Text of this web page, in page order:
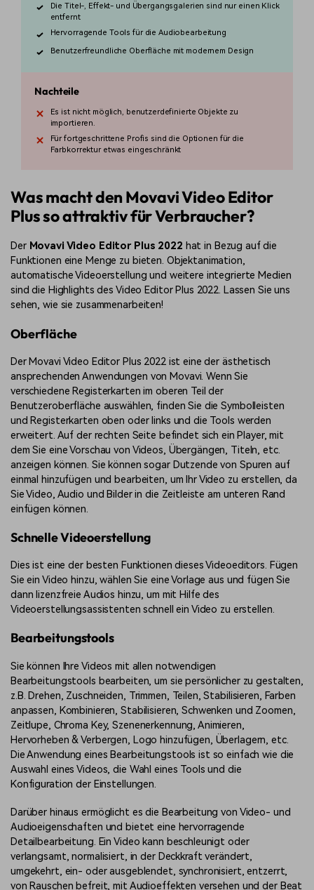
Die Titel-, Effekt- und Übergangsgalerien sind nur einen Klick
entfernt
Hervorragende Tools für die Audiobearbeitung
Benutzerfreundliche Oberfläche mit modernem Design
Nachteile
Es ist nicht möglich, benutzerdefinierte Objekte zu
importieren.
Für fortgeschrittene Profis sind die Optionen für die
Farbkorrektur etwas eingeschränkt
Was macht den Movavi Video Editor
Plus so attraktiv für Verbraucher?
Der Movavi Video Editor Plus 2022 hat in Bezug auf die
Funktionen eine Menge zu bieten. Objektanimation,
automatische Videoerstellung und weitere integrierte Medien
sind die Highlights des Video Editor Plus 2022. Lassen Sie uns
sehen, wie sie zusammenarbeiten!
Oberfläche
Der Movavi Video Editor Plus 2022 ist eine der ästhetisch
ansprechenden Anwendungen von Movavi. Wenn Sie
verschiedene Registerkarten im oberen Teil der
Benutzeroberfläche auswählen, finden Sie die Symbolleisten
und Registerkarten oben oder links und die Tools werden
erweitert. Auf der rechten Seite befindet sich ein Player, mit
dem Sie eine Vorschau von Videos, Übergängen, Titeln, etc.
anzeigen können. Sie können sogar Dutzende von Spuren auf
einmal hinzufügen und bearbeiten, um Ihr Video zu erstellen, da
Sie Video, Audio und Bilder in die Zeitleiste am unteren Rand
einfügen können.
Schnelle Videoerstellung
Dies ist eine der besten Funktionen dieses Videoeditors. Fügen
Sie ein Video hinzu, wählen Sie eine Vorlage aus und fügen Sie
dann lizenzfreie Audios hinzu, um mit Hilfe des
Videoerstellungsassistenten schnell ein Video zu erstellen.
Bearbeitungstools
Sie können Ihre Videos mit allen notwendigen
Bearbeitungstools bearbeiten, um sie persönlicher zu gestalten,
z.B. Drehen, Zuschneiden, Trimmen, Teilen, Stabilisieren, Farben
anpassen, Kombinieren, Stabilisieren, Schwenken und Zoomen,
Zeitlupe, Chroma Key, Szenenerkennung, Animieren,
Hervorheben & Verbergen, Logo hinzufügen, Überlagern, etc.
Die Anwendung eines Bearbeitungstools ist so einfach wie die
Auswahl eines Videos, die Wahl eines Tools und die
Konfiguration der Einstellungen.
Darüber hinaus ermöglicht es die Bearbeitung von Video- und
Audioeigenschaften und bietet eine hervorragende
Detailbearbeitung. Ein Video kann beschleunigt oder
verlangsamt, normalisiert, in der Deckkraft verändert,
umgekehrt, ein- oder ausgeblendet, synchronisiert, entzerrt,
von Rauschen befreit, mit Audioeffekten versehen und der Beat